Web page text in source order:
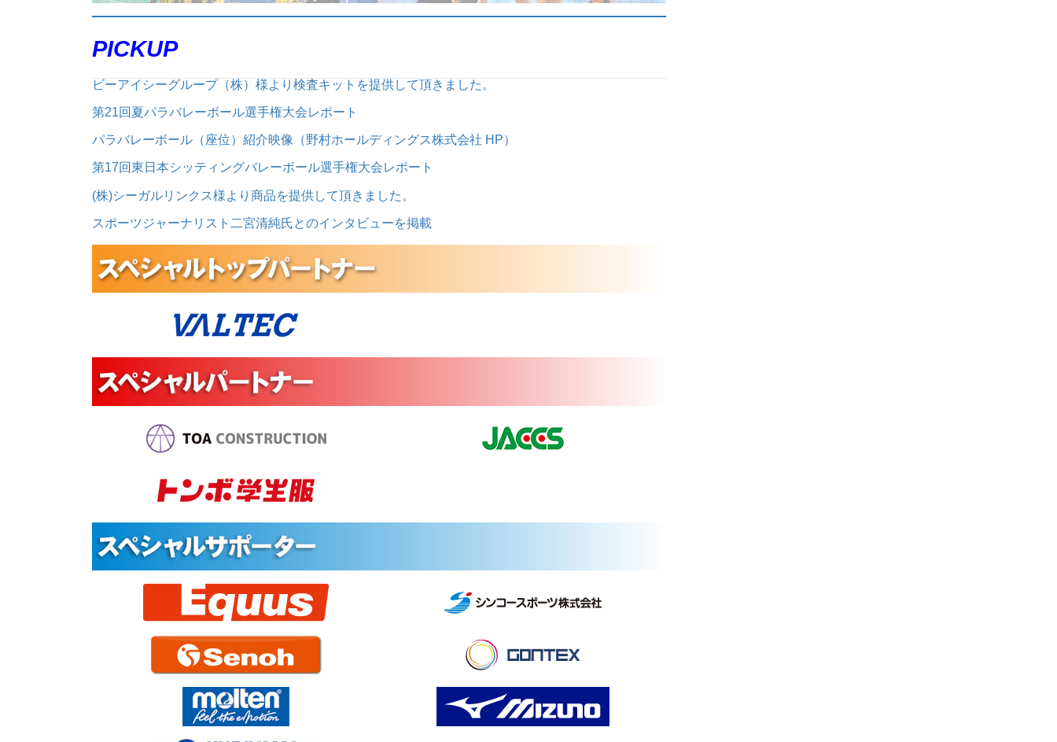
PICKUP
ビーアイシーグループ（株）様より検査キットを提供して頂きました。
第21回夏パラバレーボール選手権大会レポート
パラバレーボール（座位）紹介映像（野村ホールディングス株式会社 HP）
第17回東日本シッティングバレーボール選手権大会レポート
(株)シーガルリンクス様より商品を提供して頂きました。
スポーツジャーナリスト二宮清純氏とのインタビューを掲載